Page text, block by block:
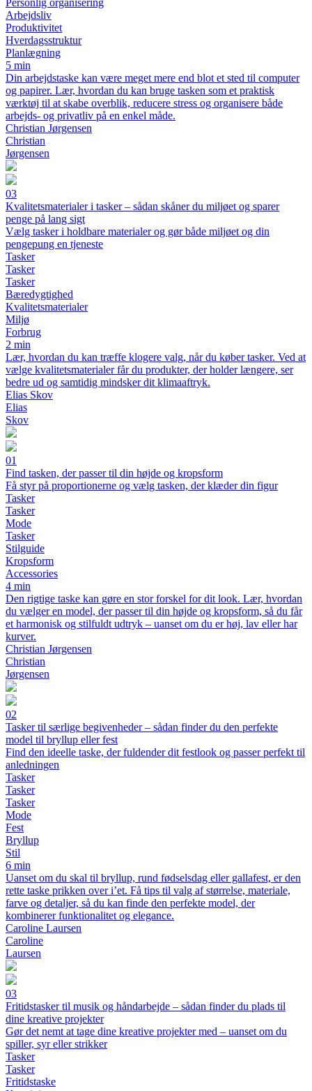
Personlig organisering
Arbejdsliv
Produktivitet
Hverdagsstruktur
Planlægning
5 min
Din arbejdstaske kan være meget mere end blot et sted til computer
og papirer. Lær, hvordan du kan bruge tasken som et praktisk
værktøj til at skabe overblik, reducere stress og organisere både
arbejds- og privatliv på en enkel måde.
Christian Jørgensen
Christian
Jørgensen
03
Kvalitetsmaterialer i tasker – sådan skåner du miljøet og sparer
penge på lang sigt
Vælg tasker i holdbare materialer og gør både miljøet og din
pengepung en tjeneste
Tasker
Tasker
Tasker
Bæredygtighed
Kvalitetsmaterialer
Miljø
Forbrug
2 min
Lær, hvordan du kan træffe klogere valg, når du køber tasker. Ved at
vælge kvalitetsmaterialer får du produkter, der holder længere, ser
bedre ud og samtidig mindsker dit klimaaftryk.
Elias Skov
Elias
Skov
01
Find tasken, der passer til din højde og kropsform
Få styr på proportionerne og vælg tasken, der klæder din figur
Tasker
Tasker
Mode
Tasker
Stilguide
Kropsform
Accessories
4 min
Den rigtige taske kan gøre en stor forskel for dit look. Lær, hvordan
du vælger en model, der passer til din højde og kropsform, så du får
et harmonisk og stilfuldt udtryk – uanset om du er høj, lav eller har
kurver.
Christian Jørgensen
Christian
Jørgensen
02
Tasker til særlige begivenheder – sådan finder du den perfekte
model til bryllup eller fest
Find den ideelle taske, der fuldender dit festlook og passer perfekt til
anledningen
Tasker
Tasker
Tasker
Mode
Fest
Bryllup
Stil
6 min
Uanset om du skal til bryllup, rund fødselsdag eller gallafest, er den
rette taske prikken over i’et. Få tips til valg af størrelse, materiale,
farve og detaljer, så du kan finde den perfekte model, der
kombinerer funktionalitet og elegance.
Caroline Laursen
Caroline
Laursen
03
Fritidstasker til musik og håndarbejde – sådan finder du plads til
dine kreative projekter
Gør det nemt at tage dine kreative projekter med – uanset om du
spiller, syr eller strikker
Tasker
Tasker
Fritidstaske